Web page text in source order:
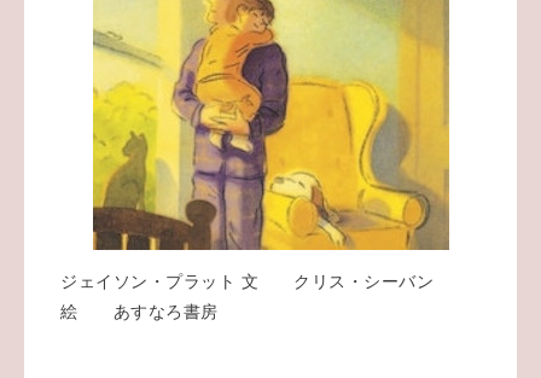
ジェイソン・プラット 文 クリス・シーバン
絵 あすなろ書房